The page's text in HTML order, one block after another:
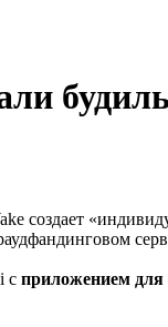
создает
с приложением для